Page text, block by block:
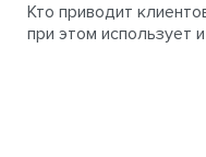
Кто приводит
при этом использует